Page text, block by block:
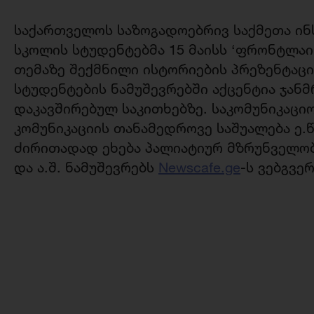
საქართველოს საზოგადოებრივ საქმეთა
სკოლის სტუდენტებმა 15 მაისს
თემაზე შექმნილი ისტორიების
სტუდენტების ნამუშევრებში აქცენტია
დაკავშირებულ საკითხებზე.
კომუნიკაციის თანამედროვე საშუალება
ძირითადად ეხება პალიატიურ
და ა.შ. ნამუშევრებს Newscafe.ge-ს